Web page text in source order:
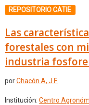
REPOSITORIO CATIE
Las
forestales con
industria
porChacón A, J.F.
Institución: Centro